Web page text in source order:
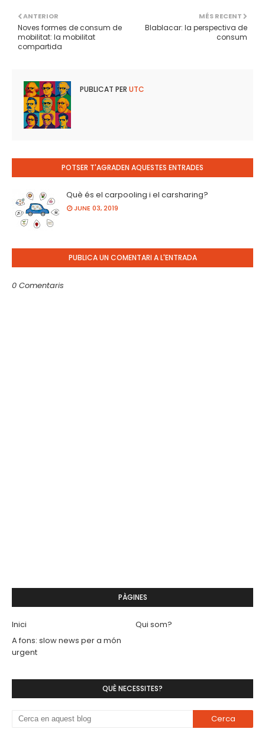
MÉS RECENT
Blablacar: la perspectiva de
consum
ANTERIOR
Noves formes de consum de
mobilitat: la mobilitat
compartida
PUBLICAT PER UTC
POTSER T'AGRADEN AQUESTES ENTRADES
Què és el carpooling i el carsharing?
JUNE 03, 2019
PUBLICA UN COMENTARI A L'ENTRADA
0 Comentaris
PÀGINES
Inici
Qui som?
A fons: slow news per a món
urgent
QUÈ NECESSITES?